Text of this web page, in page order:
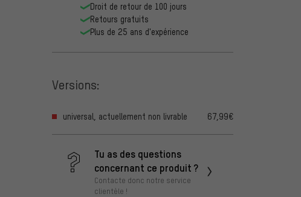
Droit de retour de 100 jours
Retours gratuits
Plus de 25 ans d'expérience
Versions:
universal, actuellement non livrable 67,99€
Tu as des questions
concernant ce produit ?
Contacte donc notre service
clientèle !